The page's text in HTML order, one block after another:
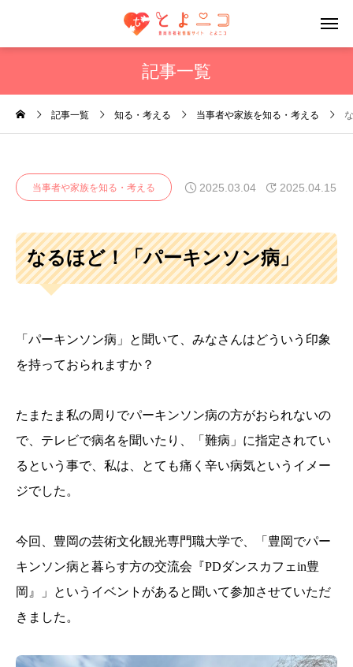
記事一覧
記事一覧 知る・考える 当事者や家族を知る・考える
当事者や家族を知る・考える 2025.03.04 2025.04.15
なるほど！「パーキンソン病」
「パーキンソン病」と聞いて、みなさんはどういう印象
を持っておられますか？
たまたま私の周りでパーキンソン病の方がおられないの
で、テレビで病名を聞いたり、「難病」に指定されてい
るという事で、私は、とても痛く辛い病気というイメー
ジでした。
今回、豊岡の芸術文化観光専門職大学で、「豊岡でパー
キンソン病と暮らす方の交流会『PDダンスカフェin豊
岡』」というイベントがあると聞いて参加させていただ
きました。